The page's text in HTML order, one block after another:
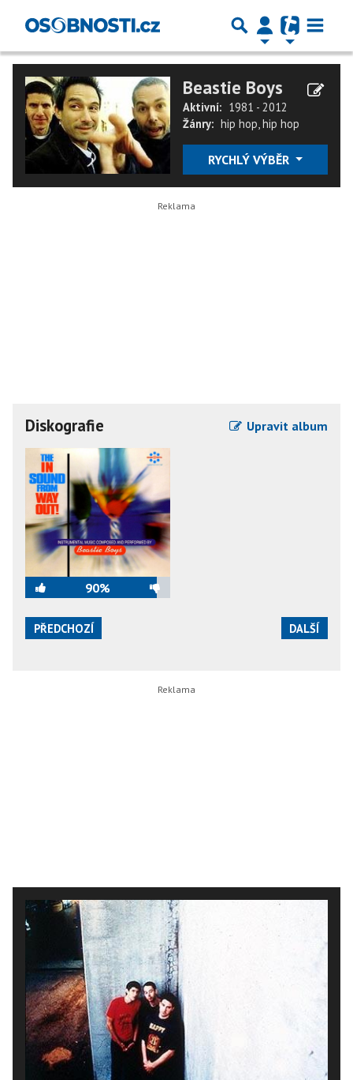
Beastie Boys
Aktivní: 1981 - 2012
Žánry: hip hop,hip hop
RYCHLÝ VÝBĚR
Diskografie Upravit album
90%
PŘEDCHOZÍ DALŠÍ